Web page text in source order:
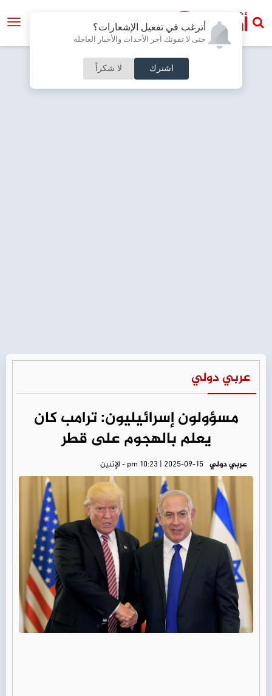
أترغب في تفعيل الإشعارات؟
حتى لا تفوتك آخر الأحداث والأخبار العاجلة
اشترك لا شكراً
عربي دولي
مسؤولون إسرائيليون: ترامب كان
يعلم بالهجوم على قطر
عربي دولي pm 10:23 | 2025-09-15 - الإثنين